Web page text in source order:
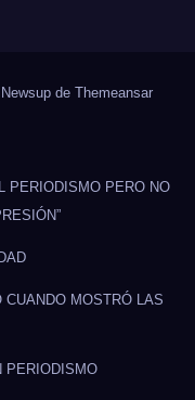
de Themeansar
PERIODISMO PERO NO
MOSTRÓ LAS
PERIODISMO